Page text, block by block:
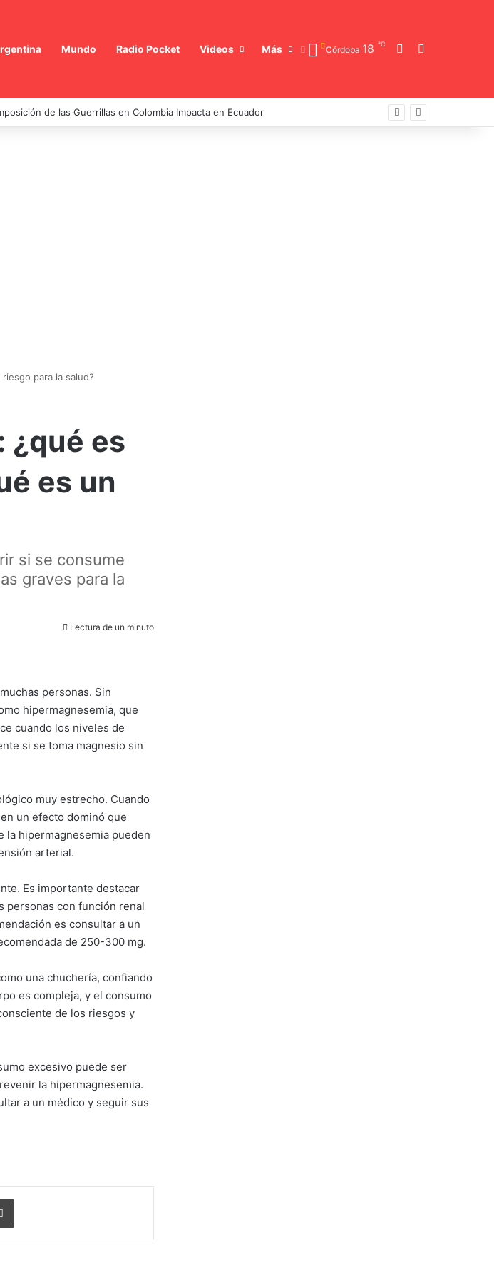
Mundo Radio Pocket Videos Más Córdoba 18 ℃ Switch skin
de las Guerrillas en Colombia Impacta en Ecuador
para la salud?
¿qué es
es un
si se consume
graves para la
Lectura de un minuto
personas. Sin
hipermagnesemia, que
cuando los niveles de
si se toma magnesio sin
muy estrecho. Cuando
un efecto dominó que
la hipermagnesemia pueden
arterial.
Es importante destacar
personas con función renal
es consultar a un
de 250-300 mg.
una chuchería, confiando
es compleja, y el consumo
de los riesgos y
excesivo puede ser
la hipermagnesemia.
a un médico y seguir sus
Imprimir